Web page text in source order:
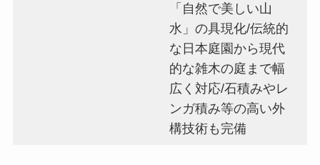
「自然で美しい山
水」の具現化/伝統的
な日本庭園から現代
的な雑木の庭まで幅
広く対応/石積みやレ
ンガ積み等の高い外
構技術も完備